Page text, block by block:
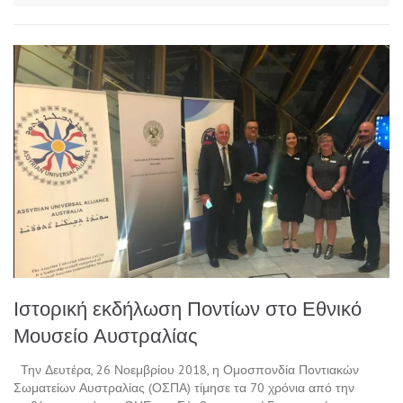
Ιστορική εκδήλωση Ποντίων στο Εθνικό
Μουσείο Αυστραλίας
Την Δευτέρα, 26 Νοεμβρίου 2018, η Ομοσπονδία Ποντιακών
Σωματείων Αυστραλίας (ΟΣΠΑ) τίμησε τα 70 χρόνια από την